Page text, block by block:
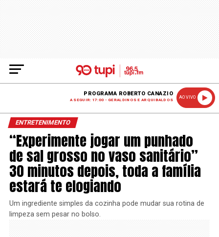
PROGRAMA ROBERTO CANAZIO
A SEGUIR: 17:00 - GERALDINOS E ARQUIBALDOS
AO VIVO
ENTRETENIMENTO
“Experimente jogar um punhado
de sal grosso no vaso sanitário”
30 minutos depois, toda a família
estará te elogiando
Um ingrediente simples da cozinha pode mudar sua rotina de
limpeza sem pesar no bolso.